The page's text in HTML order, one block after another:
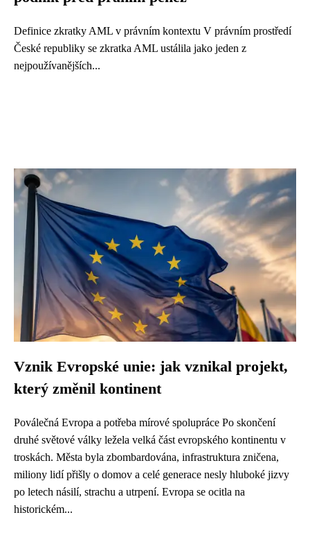
Definice zkratky AML v právním kontextu V právním prostředí
České republiky se zkratka AML ustálila jako jeden z
nejpoužívanějších...
Vznik Evropské unie: jak vznikal projekt,
který změnil kontinent
Poválečná Evropa a potřeba mírové spolupráce Po skončení
druhé světové války ležela velká část evropského kontinentu v
troskách. Města byla zbombardována, infrastruktura zničena,
miliony lidí přišly o domov a celé generace nesly hluboké jizvy
po letech násilí, strachu a utrpení. Evropa se ocitla na
historickém...